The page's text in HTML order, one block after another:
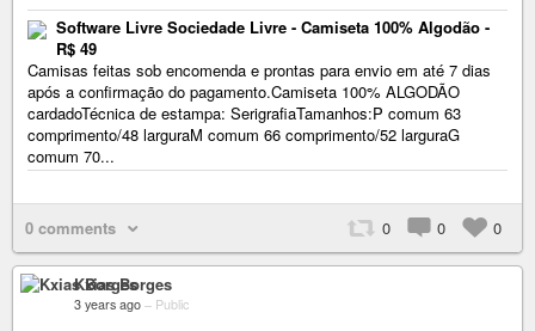
Software Livre Sociedade Livre - Camiseta 100% Algodão -
R$ 49
Camisas feitas sob encomenda e prontas para envio em até 7 dias
após a confirmação do pagamento.Camiseta 100% ALGODÃO
cardadoTécnica de estampa: SerigrafiaTamanhos:P comum 63
comprimento/48 larguraM comum 66 comprimento/52 larguraG
comum 70...
0 comments 0 0 0
Kxias Borges
3 years ago – Public